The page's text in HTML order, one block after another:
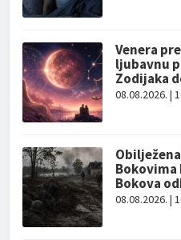
Venera
ljubavnu
Zodijaka
08.08.2026. |
Bokovima
Bokova
08.08.2026. |